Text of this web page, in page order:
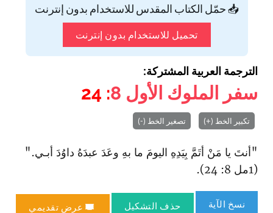
📥 حمّل الكتاب المقدس للاستخدام بدون إنترنت
تحميل للاستخدام بدون إنترنت
الترجمة العربية المشتركة:
سفر الملوك الأول 8
: 24
تكبير الخط (+) تصغير الخط (-)
"أنتَ يا مَنْ أتَمَّ بِيَدِهِ اليومَ ما بهِ وعَدَ عبدَهُ داوُدَ أبـي."
(1مل 8: 24).
نسخ الآية حذف التشكيل عرض تقديمي